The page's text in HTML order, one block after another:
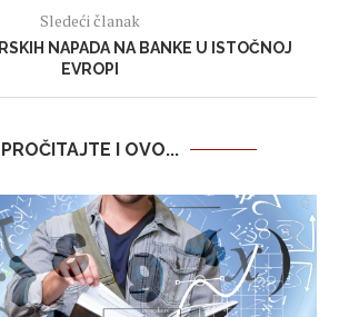
Sledeći članak
NAPADA NA BANKE U ISTOČNOJ
EVROPI
PROČITAJTE I OVO...